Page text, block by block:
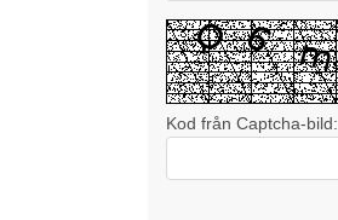
Kod från Captcha-bild: